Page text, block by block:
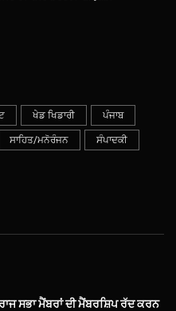
ਖੇਡ ਖਿਡਾਰੀ ਪੰਜਾਬ
ਸਾਹਿਤ/ਮਨੋਰੰਜਨ ਸੰਪਾਦਕੀ
ਸਭਾ ਮੈਂਬਰਾਂ ਦੀ ਮੈਂਬਰਸ਼ਿਪ ਰੱਦ ਕਰਨ